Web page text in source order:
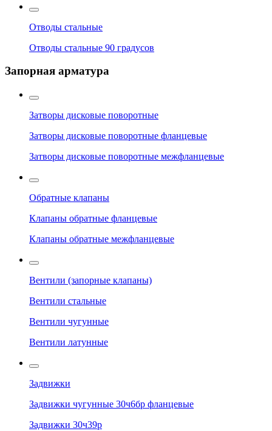
Отводы стальные
Отводы стальные 90 градусов
Запорная арматура
Затворы дисковые поворотные
Затворы дисковые поворотные фланцевые
Затворы дисковые поворотные межфланцевые
Обратные клапаны
Клапаны обратные фланцевые
Клапаны обратные межфланцевые
Вентили (запорные клапаны)
Вентили стальные
Вентили чугунные
Вентили латунные
Задвижки
Задвижки чугунные 30ч6бр фланцевые
Задвижки 30ч39р